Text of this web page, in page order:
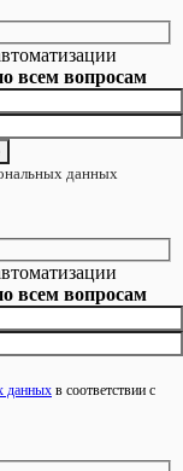
всем вопросам
данных
всем вопросам
данных в соответствии с